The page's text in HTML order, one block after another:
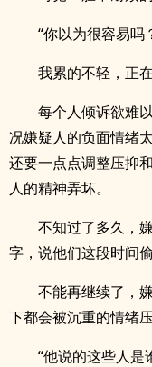
“你以为很容易吗
我累的不轻，正
每个人倾诉欲难
况嫌疑人的负面情绪
还要一点点调整压抑
人的精神弄坏。
不知过了多久，
字，说他们这段时间
不能再继续了，
下都会被沉重的情绪压
“他说的这些人是